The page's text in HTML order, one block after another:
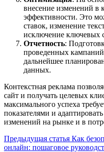
внесение изменений в
эффективности. Это
ставок, изменение
исключение ключевых
Отчетность:
проведенных
дальнейшее
данных.
Контекстная реклама
сайт и получать целевых
максимального успеха
показателями и
изменений на рынке и в
Продолжить
Предыдущая статья Как
онлайн: пошаговое